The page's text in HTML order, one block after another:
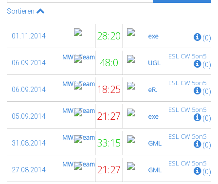
Sortieren
01.11.2014
MW2-Team
28:20 exe (0)
ESL CW 5on5
06.09.2014
MW2-Team
48:0 UGL (0)
ESL CW 5on5
06.09.2014
MW2-Team
18:25 eR. (0)
ESL CW 5on5
05.09.2014
MW2-Team
21:27 exe (0)
ESL CW 5on5
31.08.2014
MW2-Team
33:15 GML (0)
ESL CW 5on5
27.08.2014 21:27 GML (0)